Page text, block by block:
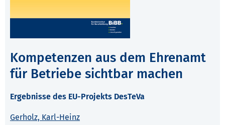
Kompetenzen aus dem Ehrenamt
für Betriebe sichtbar machen
Ergebnisse des EU-Projekts DesTeVa
Gerholz, Karl-Heinz